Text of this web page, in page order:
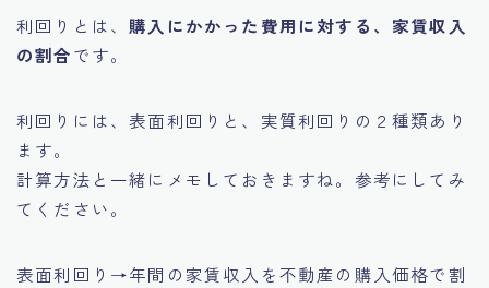
利回りとは、購入にかかった費用に対する、家賃収入
の割合です。
利回りには、表面利回りと、実質利回りの２種類あり
ます。
計算方法と一緒にメモしておきますね。参考にしてみ
てください。
表面利回り→年間の家賃収入を不動産の購入価格で割